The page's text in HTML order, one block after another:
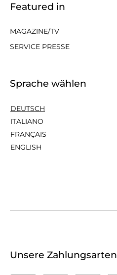
Featured in
MAGAZINE/TV
SERVICE PRESSE
Sprache wählen
DEUTSCH
ITALIANO
FRANÇAIS
ENGLISH
Unsere Zahlungsarten